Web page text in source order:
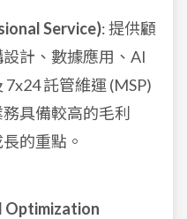
Service): 提供顧
計、數據應用、AI
託管維運 (MSP)
具備較高的毛利
的重點。
Optimization